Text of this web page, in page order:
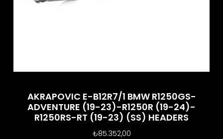
AKRAPOVIC E-B12R7/1 BMW R1250GS-
ADVENTURE (19-23)-R1250R (19-24)-
R1250RS-RT (19-23) (SS) HEADERS
₺85.352,00